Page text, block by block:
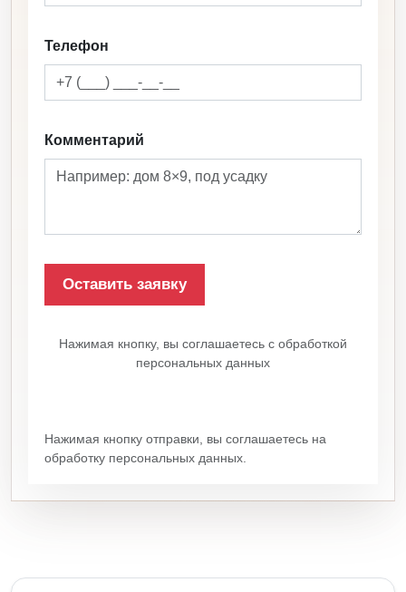
Телефон
Комментарий
Нажимая кнопку, вы соглашаетесь с обработкой
персональных данных
Нажимая кнопку отправки, вы соглашаетесь на
обработку персональных данных.